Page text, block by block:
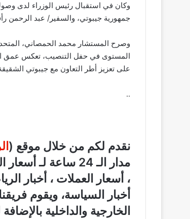
وكان في استقبال رئيس الوزراء لدى
جمهورية جيبوتي، والسفير/ عبد الرحمن
وصرح المستشار محمد الحمصاني،
المستوى في حفل التنصيب، تعكس عمق
على تعزيز أطر التعاون مع جيبوتي
..
نقدم لكم من خلال موقع (
مدار الـ 24 ساعة
، أسعار العملات ، أخبار
أخبار السياسة، ويقوم
الخارجية والداخلية